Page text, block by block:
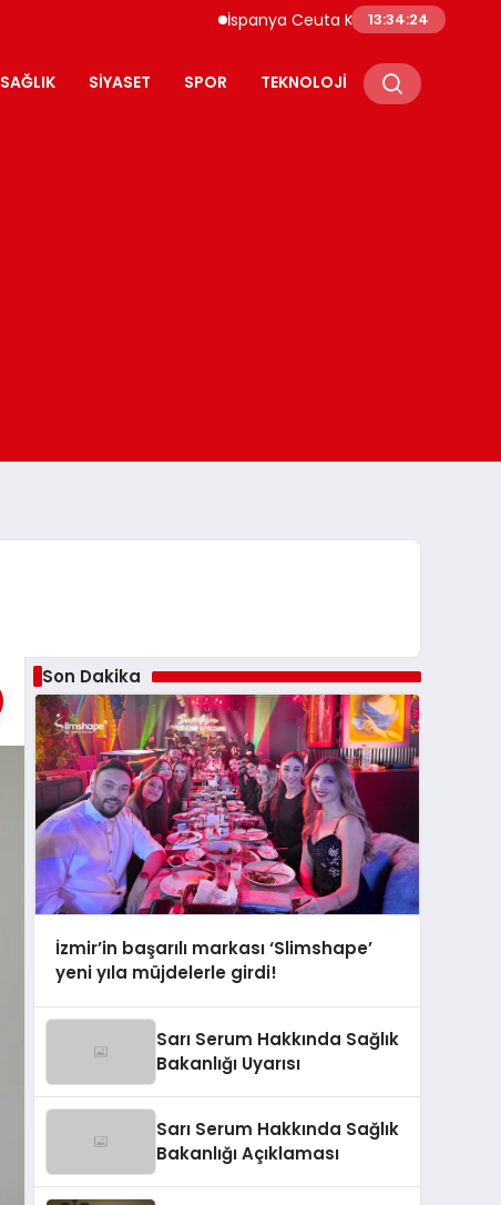
İspanya Ceuta Kıyıları Yüzlerce Göçmen
13:34:25
SAĞLIK SIYASET SPOR TEKNOLOJI
Son Dakika
İzmir’in başarılı markası ‘Slimshape’
yeni yıla müjdelerle girdi!
Sarı Serum Hakkında Sağlık
Bakanlığı Uyarısı
Sarı Serum Hakkında Sağlık
Bakanlığı Açıklaması